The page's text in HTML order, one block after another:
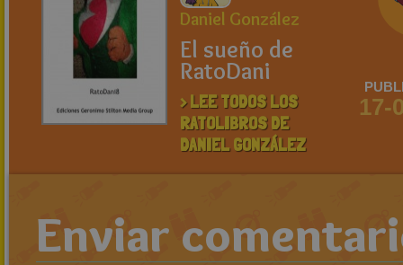
Daniel González
El sueño de
RatoDani
> LEE TODOS LOS
RATOLIBROS DE
DANIEL GONZÁLEZ
17-
Enviar